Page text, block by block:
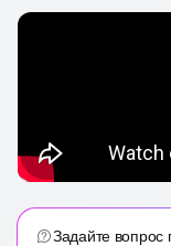
Задайте вопрос